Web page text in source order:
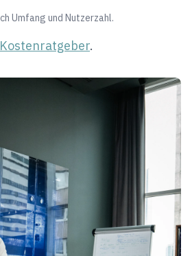
Umfang und Nutzerzahl.
.